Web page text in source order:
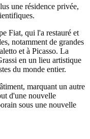
une résidence privée,
Fiat, qui l'a restauré et
notamment de grandes
et à Picasso. La
en un lieu artistique
du monde entier.
marquant un autre
d'une nouvelle
sous une nouvelle